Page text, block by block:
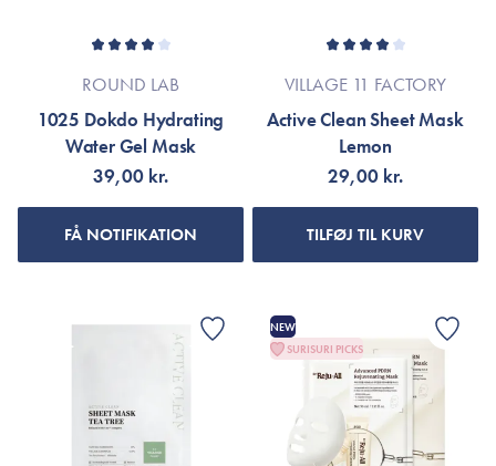
ROUND LAB
1025 Dokdo Hydrating
Water Gel Mask
39,00 kr.
FÅ NOTIFIKATION
VILLAGE 11 FACTORY
Active Clean Sheet Mask
Lemon
29,00 kr.
TILFØJ TIL KURV
NEW
SURISURI PICKS